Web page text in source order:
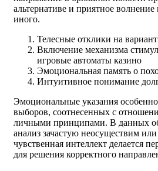
альтернативе и приятное
иного.
Телесные отклики на
Включение механизма
игровые автоматы казино
Эмоциональная память о
Интуитивное понимание
Эмоциональные указания
выборов, соотнесенных с
личными принципами. В данных
анализ зачастую неосуществим
чувственная интеллект делается
для решения корректного